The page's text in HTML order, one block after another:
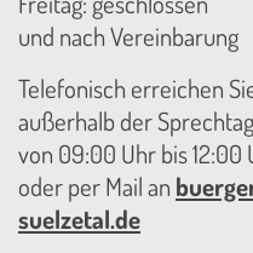
und nach Vereinbarung
Telefonisch erreichen
außerhalb der
von 09:00 Uhr bis 12:00
oder per Mail an
suelzetal.de